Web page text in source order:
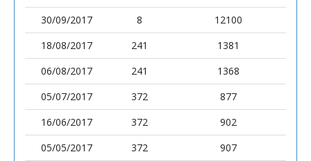
30/09/2017
8
12100
18/08/2017
241
1381
06/08/2017
241
1368
05/07/2017
372
877
16/06/2017
372
902
05/05/2017
372
907